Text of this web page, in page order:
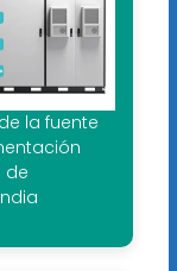
la fuente
de